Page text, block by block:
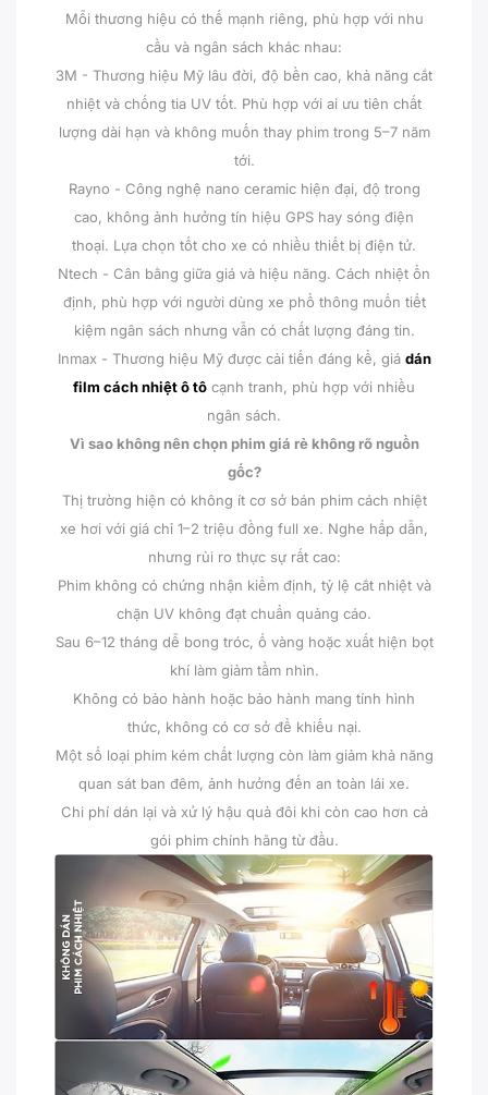
Mỗi thương hiệu có thế mạnh riêng, phù hợp với nhu
cầu và ngân sách khác nhau:
3M - Thương hiệu Mỹ lâu đời, độ bền cao, khả năng cắt
nhiệt và chống tia UV tốt. Phù hợp với ai ưu tiên chất
lượng dài hạn và không muốn thay phim trong 5–7 năm
tới.
Rayno - Công nghệ nano ceramic hiện đại, độ trong
cao, không ảnh hưởng tín hiệu GPS hay sóng điện
thoại. Lựa chọn tốt cho xe có nhiều thiết bị điện tử.
Ntech - Cân bằng giữa giá và hiệu năng. Cách nhiệt ổn
định, phù hợp với người dùng xe phổ thông muốn tiết
kiệm ngân sách nhưng vẫn có chất lượng đáng tin.
Inmax - Thương hiệu Mỹ được cải tiến đáng kể, giá dán
film cách nhiệt ô tô cạnh tranh, phù hợp với nhiều
ngân sách.
Vì sao không nên chọn phim giá rẻ không rõ nguồn
gốc?
Thị trường hiện có không ít cơ sở bán phim cách nhiệt
xe hơi với giá chỉ 1–2 triệu đồng full xe. Nghe hấp dẫn,
nhưng rủi ro thực sự rất cao:
Phim không có chứng nhận kiểm định, tỷ lệ cắt nhiệt và
chặn UV không đạt chuẩn quảng cáo.
Sau 6–12 tháng dễ bong tróc, ố vàng hoặc xuất hiện bọt
khí làm giảm tầm nhìn.
Không có bảo hành hoặc bảo hành mang tính hình
thức, không có cơ sở để khiếu nại.
Một số loại phim kém chất lượng còn làm giảm khả năng
quan sát ban đêm, ảnh hưởng đến an toàn lái xe.
Chi phí dán lại và xử lý hậu quả đôi khi còn cao hơn cả
gói phim chính hãng từ đầu.